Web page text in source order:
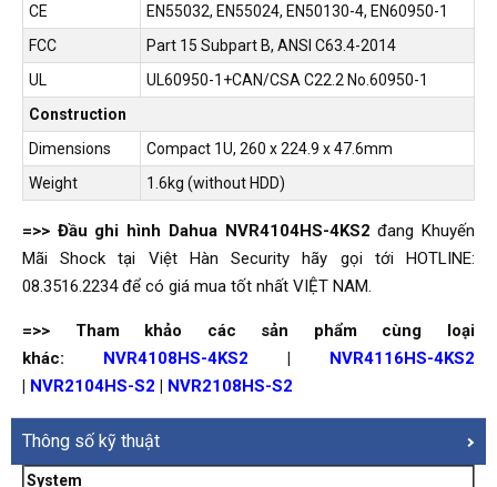
CE
EN55032, EN55024, EN50130-4, EN60950-1
FCC
Part 15 Subpart B, ANSI C63.4-2014
UL
UL60950-1+CAN/CSA C22.2 No.60950-1
Construction
Dimensions
Compact 1U, 260 x 224.9 x 47.6mm
Weight
1.6kg (without HDD)
=>> Đầu ghi hình Dahua NVR4104HS-4KS2 đang Khuyến
Mãi Shock tại Việt Hàn Security hãy gọi tới HOTLINE:
08.3516.2234 để có giá mua tốt nhất VIỆT NAM.
=>> Tham khảo các sản phẩm cùng loại
khác: NVR4108HS-4KS2 | NVR4116HS-4KS2
| NVR2104HS-S2 | NVR2108HS-S2
Thông số kỹ thuật
System